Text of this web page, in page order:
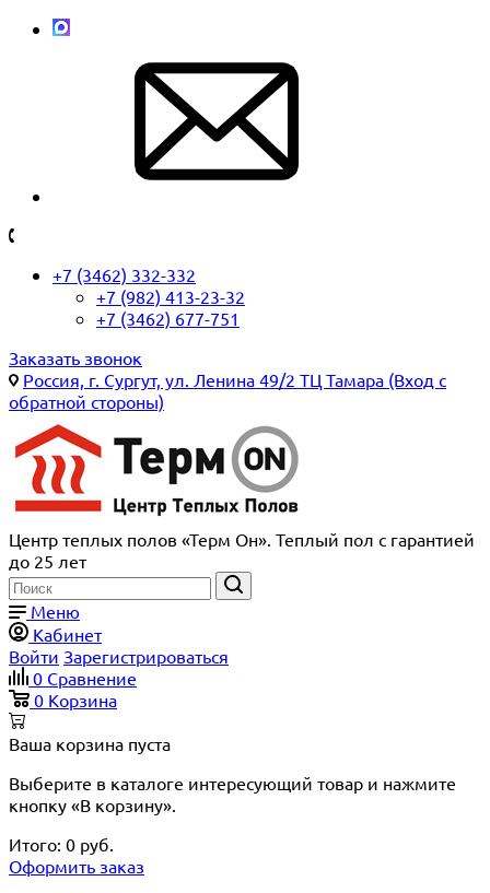
+7 (3462) 332-332
+7 (982) 413-23-32
+7 (3462) 677-751
Заказать звонок
Россия, г. Сургут, ул. Ленина 49/2 ТЦ Тамара (Вход с
обратной стороны)
Центр теплых полов «Терм Он». Теплый пол с гарантией
до 25 лет
Меню
Кабинет
Войти Зарегистрироваться
0 Сравнение
0 Корзина
Ваша корзина пуста
Выберите в каталоге интересующий товар и нажмите
кнопку «В корзину».
Итого: 0 руб.
Оформить заказ